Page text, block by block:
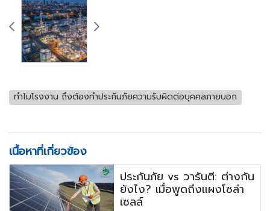
ทำไมโรงงาน ถึงต้องทำประกันภัยความรับผิดต่อบุคคลภายนอก
เนื้อหาที่เกี่ยวข้อง
ประกันภัย vs วารันตี: ต่างกัน
ยังไง? เมื่อพูดถึงแผงโซล่า
เซลล์